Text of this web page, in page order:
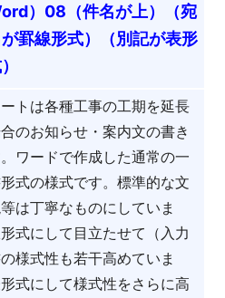
）08（件名が上）（宛
罫線形式）（別記が表形
ートは各種工事の工期を延長
のお知らせ・案内文の書き
ワードで作成した通常の一
式の様式です。標準的な文
は丁寧なものにしていま
式にして目立たせて（入力
様式性も若干高めていま
式にして様式性をさらに高